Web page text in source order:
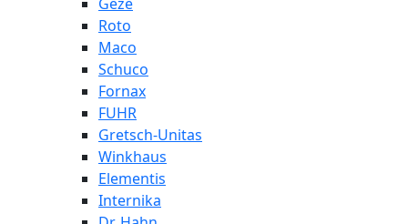
Roto
Maco
Schuco
Fornax
FUHR
Gretsch-Unitas
Winkhaus
Elementis
Internika